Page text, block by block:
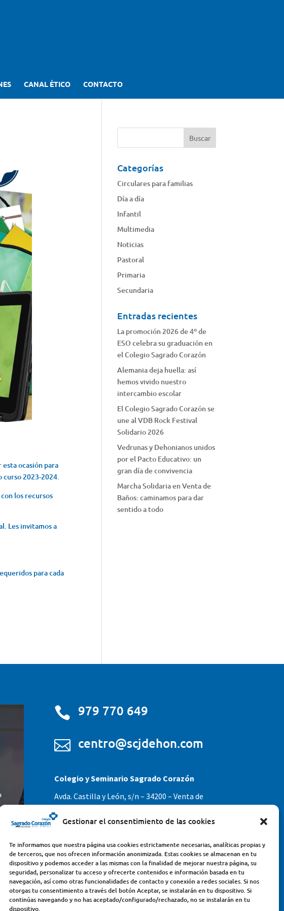
Gestionar el consentimiento de las cookies
Te informamos que nuestra página usa cookies estrictamente necesarias, analíticas propias y
de terceros, que nos ofrecen información anonimizada. Estas cookies se almacenan en tu
dispositivo y podemos acceder a las mismas con la finalidad de mejorar nuestra página, su
seguridad, personalizar tu acceso y ofrecerte contenidos e información basada en tu
navegación, así como otras funcionalidades de contacto y conexión a redes sociales. Si nos
otorgas tu consentimiento a través del botón Aceptar, se instalarán en tu dispositivo. Si
continúas navegando y no has aceptado/configurado/rechazado, no se instalarán en tu
dispositivo.
CANAL ÉTICO CONTACTO
ocasión para
2023-2024.
los recursos
Les invitamos a
para cada
Categorías
Circulares para familias
Día a día
Infantil
Multimedia
Noticias
Pastoral
Primaria
Secundaria
Entradas recientes
La promoción 2026 de 4º de
ESO celebra su graduación en
el Colegio Sagrado Corazón
Alemania deja huella: así
hemos vivido nuestro
intercambio escolar
El Colegio Sagrado Corazón se
une al VDB Rock Festival
Solidario 2026
Vedrunas y Dehonianos unidos
por el Pacto Educativo: un
gran día de convivencia
Marcha Solidaria en Venta de
Baños: caminamos para dar
sentido a todo
 979 770 649
 centro@scjdehon.com
Colegio y Seminario Sagrado Corazón
Avda. Castilla y León, s/n – 34200 – Venta de
Baños (Palencia) – Teléfono 979770649